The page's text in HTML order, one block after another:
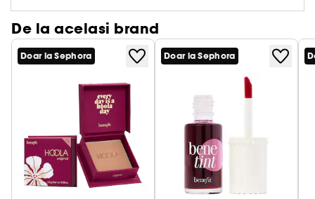
De la acelasi brand
Doar la Sephora Doar la Sephora